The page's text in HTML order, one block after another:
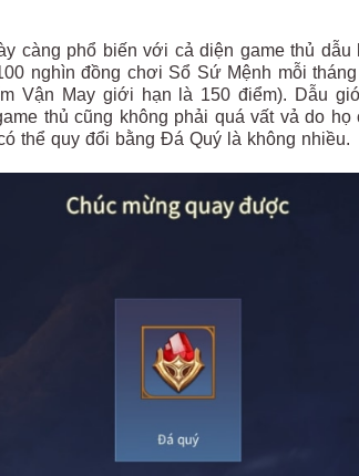
càng phổ biến với cả diện game thủ dẫu
nghìn đồng chơi Sổ Sứ Mệnh mỗi
Vận May giới hạn là 150 điểm). Dẫu
thủ cũng không phải quá vất vả do họ
thể quy đổi bằng Đá Quý là không nhiều.